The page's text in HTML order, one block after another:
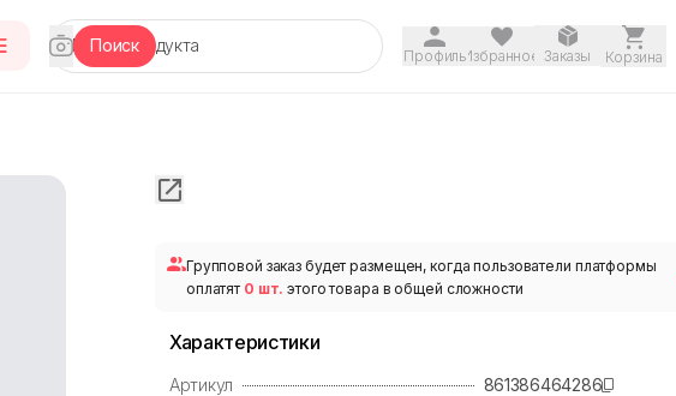
Поиск ПрофильИзбранное Заказы Корзина
Групповой заказ будет размещен, когда пользователи платформы
оплатят 0 шт. этого товара в общей сложности
Характеристики
Артикул 861386464286